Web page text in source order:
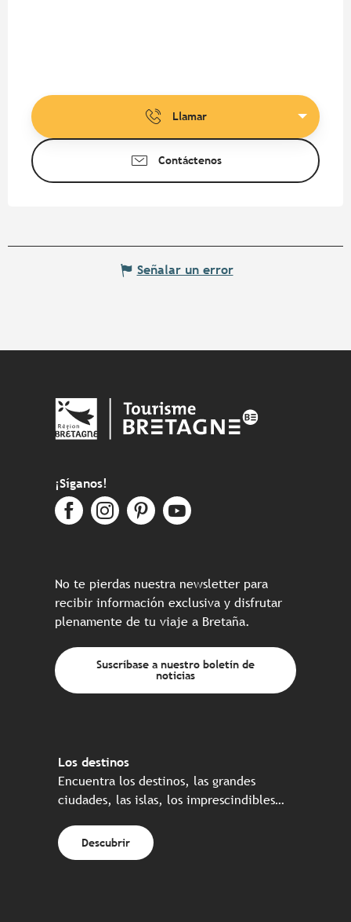
Llamar
Contáctenos
Señalar un error
¡Síganos!
No te pierdas nuestra newsletter para
recibir información exclusiva y disfrutar
plenamente de tu viaje a Bretaña.
Suscríbase a nuestro boletín de
noticias
Los destinos
Encuentra los destinos, las grandes
ciudades, las islas, los imprescindibles…
Descubrir